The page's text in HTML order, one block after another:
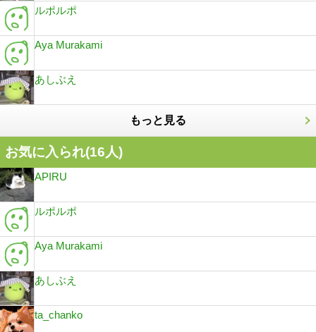
ルポルポ
Aya Murakami
あしぶえ
もっと見る
お気に入られ(16人)
APIRU
ルポルポ
Aya Murakami
あしぶえ
ta_chanko